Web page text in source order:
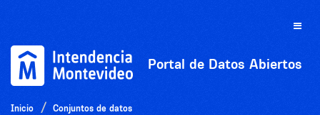
Toggle
Portal de Datos Abiertos
Inicio Conjuntos de datos